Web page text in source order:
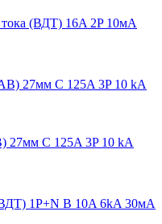
(ВДТ) 16A 2P 10мА
27мм C 125A 3P 10 kA